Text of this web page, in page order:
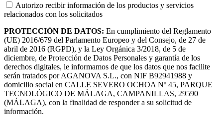
Autorizo recibir información de los productos y servicios
relacionados con los solicitados
PROTECCIÓN DE DATOS: En cumplimiento del Reglamento
(UE) 2016/679 del Parlamento Europeo y del Consejo, de 27 de
abril de 2016 (RGPD), y la Ley Orgánica 3/2018, de 5 de
diciembre, de Protección de Datos Personales y garantía de los
derechos digitales, le informamos de que los datos que nos facilite
serán tratados por AGANOVA S.L., con NIF B92941988 y
domicilio social en CALLE SEVERO OCHOA Nº 45, PARQUE
TECNOLÓGICO DE MÁLAGA, CAMPANILLAS, 29590
(MÁLAGA), con la finalidad de responder a su solicitud de
información.